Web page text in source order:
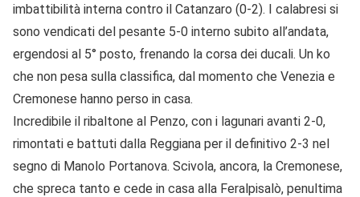
imbattibilità interna contro il Catanzaro (0-2). I calabresi si
sono vendicati del pesante 5-0 interno subito all’andata,
ergendosi al 5° posto, frenando la corsa dei ducali. Un ko
che non pesa sulla classifica, dal momento che Venezia e
Cremonese hanno perso in casa.
Incredibile il ribaltone al Penzo, con i lagunari avanti 2-0,
rimontati e battuti dalla Reggiana per il definitivo 2-3 nel
segno di Manolo Portanova. Scivola, ancora, la Cremonese,
che spreca tanto e cede in casa alla Feralpisalò, penultima